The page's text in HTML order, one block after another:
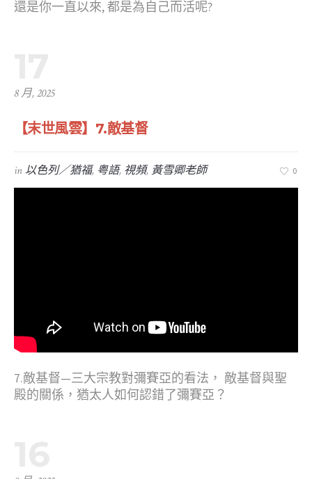
還是你一直以來, 都是為自己而活呢?
8 月, 2025
【末世風雲】7.敵基督
in 以色列／猶福, 粤語, 視頻,黃雪卿老師 0
7.敵基督—三大宗教對彌賽亞的看法， 敵基督與聖
殿的關係，猶太人如何認錯了彌賽亞？